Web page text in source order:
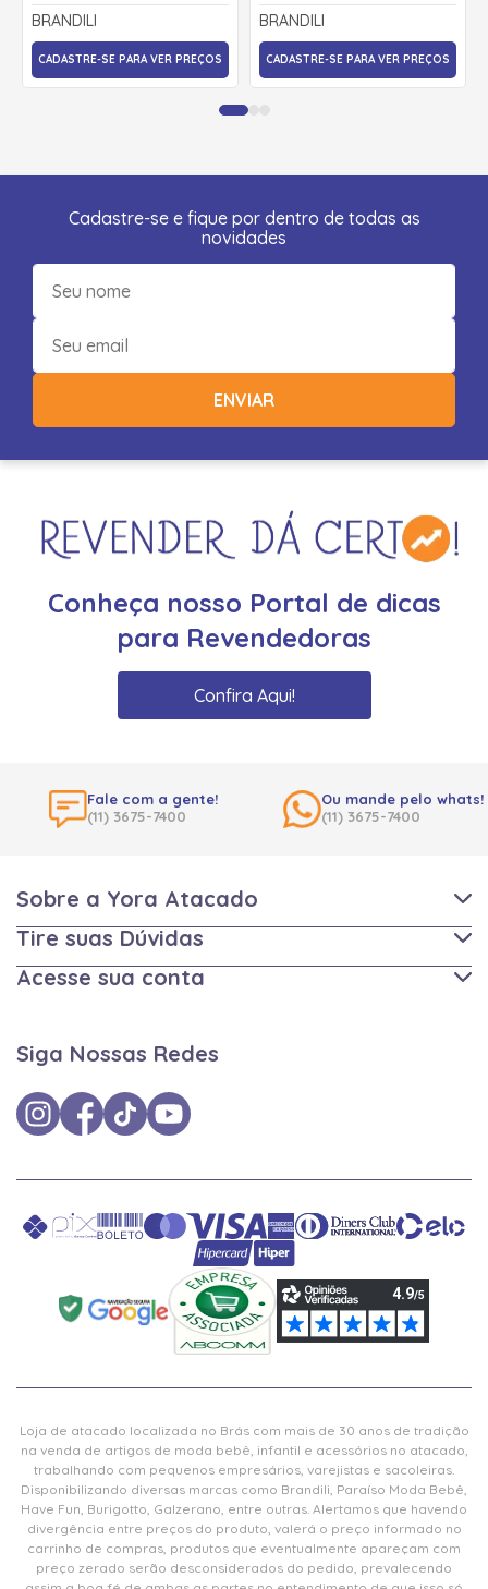
BRANDILI
CADASTRE-SE PARA VER PREÇOS
BRANDILI
CADASTRE-SE PARA VER PREÇOS
Cadastre-se e fique por dentro de todas as
novidades
ENVIAR
Conheça nosso Portal de dicas
para Revendedoras
Confira Aqui!
Fale com a gente!
(11) 3675-7400
Ou mande pelo whats!
(11) 3675-7400
Sobre a Yora Atacado
Tire suas Dúvidas
Acesse sua conta
Siga Nossas Redes
Loja de atacado localizada no Brás com mais de 30 anos de tradição
na venda de artigos de moda bebê, infantil e acessórios no atacado,
trabalhando com pequenos empresários, varejistas e sacoleiras.
Disponibilizando diversas marcas como Brandili, Paraíso Moda Bebê,
Have Fun, Burigotto, Galzerano, entre outras. Alertamos que havendo
divergência entre preços do produto, valerá o preço informado no
carrinho de compras, produtos que eventualmente apareçam com
preço zerado serão desconsiderados do pedido, prevalecendo